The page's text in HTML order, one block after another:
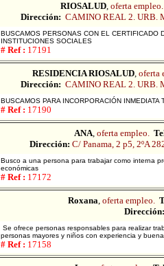
RIOSALUD, oferta empleo.
Dirección: CAMINO REAL 2. URB.
BUSCAMOS PERSONAS CON EL CERTIFICADO
INSTITUCIONES SOCIALES
# Ref : 17191
RESIDENCIA RIOSALUD, oferta
Dirección: CAMINO REAL 2. URB.
BUSCAMOS PARA INCORPORACIÓN
# Ref : 17190
ANA, oferta empleo.
Dirección: C/ Panama, 2 p5, 2ºA
Busco a una persona para trabajar como interna
económicas
# Ref : 17172
Roxana, oferta empleo.
Dirección:
Se ofrece personas responsables para realizar
personas mayores y niños con experiencia y
# Ref : 17158